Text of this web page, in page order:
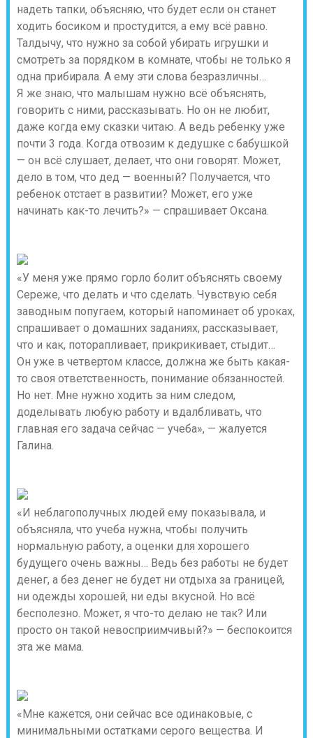
надеть тапки, объясняю, что будет если он станет
ходить босиком и простудится, а ему всё равно.
Талдычу, что нужно за собой убирать игрушки и
смотреть за порядком в комнате, чтобы не только я
одна прибирала. А ему эти слова безразличны…
Я же знаю, что малышам нужно всё объяснять,
говорить с ними, рассказывать. Но он не любит,
даже когда ему сказки читаю. А ведь ребенку уже
почти 3 года. Когда отвозим к дедушке с бабушкой
— он всё слушает, делает, что они говорят. Может,
дело в том, что дед — военный? Получается, что
ребенок отстает в развитии? Может, его уже
начинать как-то лечить?» — спрашивает Оксана.
«У меня уже прямо горло болит объяснять своему
Сереже, что делать и что сделать. Чувствую себя
заводным попугаем, который напоминает об уроках,
спрашивает о домашних заданиях, рассказывает,
что и как, поторапливает, прикрикивает, стыдит…
Он уже в четвертом классе, должна же быть какая-
то своя ответственность, понимание обязанностей.
Но нет. Мне нужно ходить за ним следом,
доделывать любую работу и вдалбливать, что
главная его задача сейчас — учеба», — жалуется
Галина.
«И неблагополучных людей ему показывала, и
объясняла, что учеба нужна, чтобы получить
нормальную работу, а оценки для хорошего
будущего очень важны… Ведь без работы не будет
денег, а без денег не будет ни отдыха за границей,
ни одежды хорошей, ни еды вкусной. Но всё
бесполезно. Может, я что-то делаю не так? Или
просто он такой невосприимчивый?» — беспокоится
эта же мама.
«Мне кажется, они сейчас все одинаковые, с
минимальными остатками серого вещества. И